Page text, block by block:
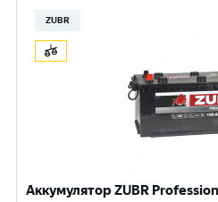
ZUBR
Аккумулятор ZUBR